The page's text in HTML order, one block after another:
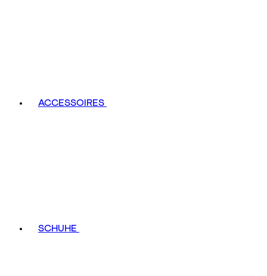
ACCESSOIRES
SCHUHE